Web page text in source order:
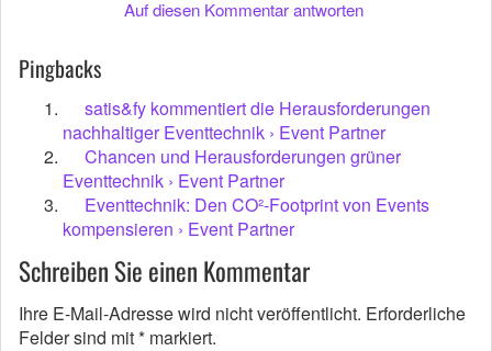
Auf diesen Kommentar antworten
Pingbacks
satis&fy kommentiert die Herausforderungen
nachhaltiger Eventtechnik › Event Partner
Chancen und Herausforderungen grüner
Eventtechnik › Event Partner
Eventtechnik: Den CO²-Footprint von Events
kompensieren › Event Partner
Schreiben Sie einen Kommentar
Ihre E-Mail-Adresse wird nicht veröffentlicht. Erforderliche
Felder sind mit* markiert.